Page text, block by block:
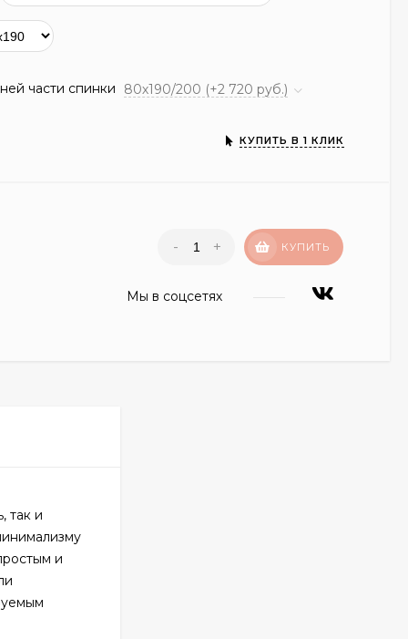
части спинки 80х190/200 (+2 720 руб.)
КУПИТЬ В 1 КЛИК
- + КУПИТЬ
Мы в соцсетях
так и
и